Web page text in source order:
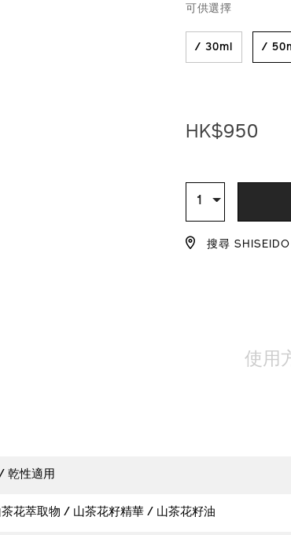
編
號：
可供選擇
/ 30ml /
HK$950
TO
CART
ACTIONS
數
量
1
搜尋
使用
乾性適用
花萃取物 / 山茶花籽精華 / 山茶花籽油